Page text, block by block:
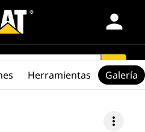
person
search
more_vert
Herramientas Galería